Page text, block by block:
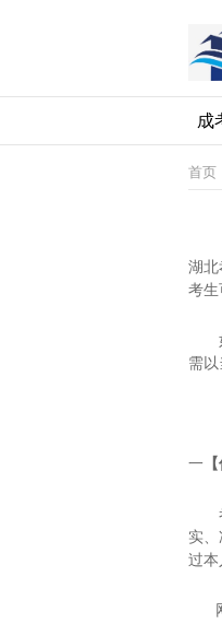
成
首页
湖北
考生
如
需
一 【
考
实
过本